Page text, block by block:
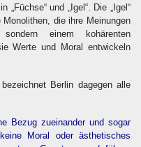
und „Igel“. Die „Igel“
die ihre Meinungen
einem kohärenten
Werte und Moral entwickeln
Berlin dagegen alle
Bezug zueinander und sogar
Moral oder ästhetisches